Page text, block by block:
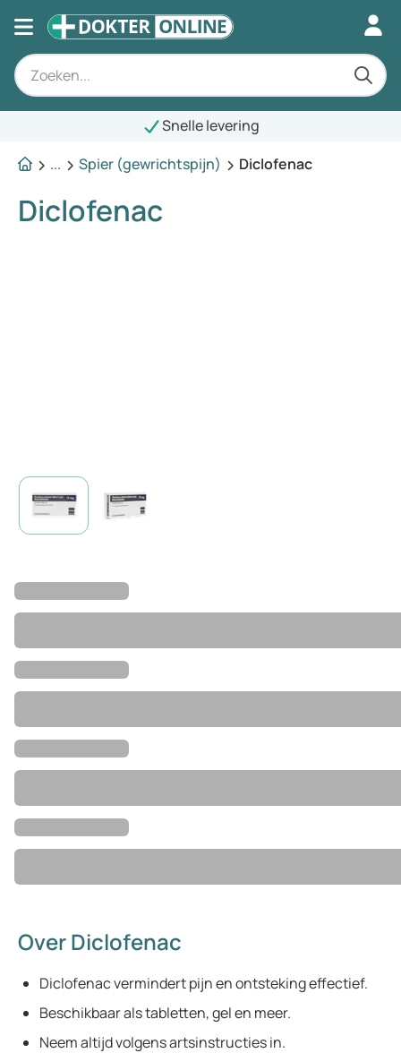
Snelle levering
...
Spier (gewrichtspijn) Diclofenac
Diclofenac
Over Diclofenac
Diclofenac vermindert pijn en ontsteking effectief.
Beschikbaar als tabletten, gel en meer.
Neem altijd volgens artsinstructies in.